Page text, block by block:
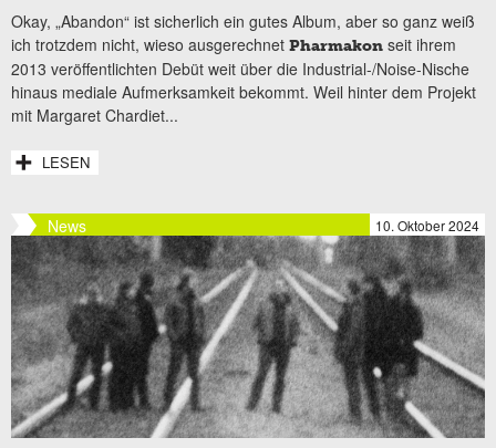
Okay, „Abandon“ ist sicherlich ein gutes Album, aber so ganz weiß
ich trotzdem nicht, wieso ausgerechnet Pharmakon seit ihrem
2013 veröffentlichten Debüt weit über die Industrial-/Noise-Nische
hinaus mediale Aufmerksamkeit bekommt. Weil hinter dem Projekt
mit Margaret Chardiet...
LESEN
News 10. Oktober 2024